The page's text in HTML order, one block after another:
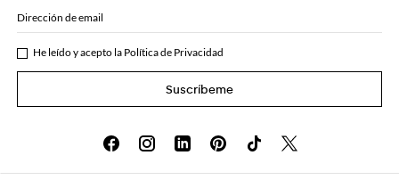
Dirección de email
He leído y acepto la Política de Privacidad
Suscríbeme